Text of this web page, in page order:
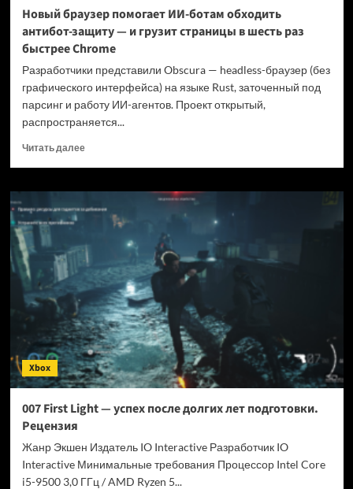
раз
Новый браузер помогает ИИ-ботам обходить
антибот-защиту — и грузит страницы в шесть раз
быстрее Chrome
Разработчики представили Obscura — headless-браузер (без
графического интерфейса) на языке Rust, заточенный под
парсинг и работу ИИ-агентов. Проект открытый,
распространяется...
Читать далееПрочитать
Новый
браузер
помогает
ботам
обходить
антибот-
защиту
—
и
грузит
страницы
в
шесть
быстрее
Xbox
007 First Light — успех после долгих лет подготовки.
Рецензия
Жанр Экшен Издатель IO Interactive Разработчик IO
Interactive Минимальные требования Процессор Intel Core
i5-9500 3,0 ГГц / AMD Ryzen 5...